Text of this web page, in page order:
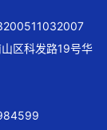
区科发路19号华